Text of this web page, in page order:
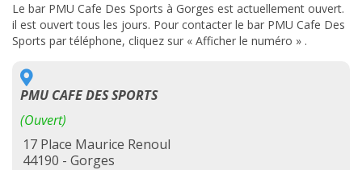
Le bar PMU Cafe Des Sports à Gorges est actuellement ouvert.
il est ouvert tous les jours. Pour contacter le bar PMU Cafe Des
Sports par téléphone, cliquez sur « Afficher le numéro » .
PMU CAFE DES SPORTS
(Ouvert)
17 Place Maurice Renoul
44190 - Gorges